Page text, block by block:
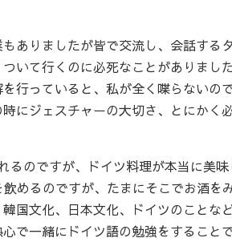
ありましたが皆で交流し、会話する
いて行くのに必死なことがありまし
行っていると、私が全く喋らないの
にジェスチャーの大切さ、とにかく
るのですが、ドイツ料理が本当に美
めるのですが、たまにそこでお酒を
国文化、日本文化、ドイツのことな
で一緒にドイツ語の勉強をすること